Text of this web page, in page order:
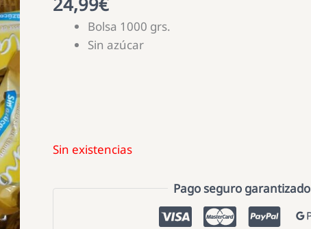
Bolsa 1000 grs.
Sin azúcar
Sin existencias
Pago seguro garantizado